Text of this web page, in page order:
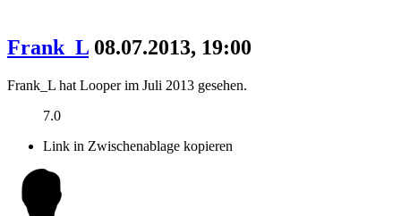
Frank_L 08.07.2013, 19:00
Frank_L hat Looper im Juli 2013 gesehen.
7.0
Link in Zwischenablage kopieren